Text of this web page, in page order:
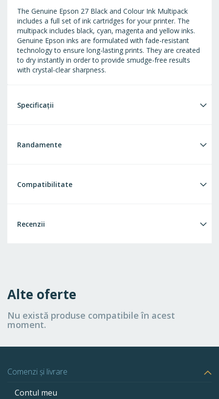
The Genuine Epson 27 Black and Colour Ink Multipack
includes a full set of ink cartridges for your printer. The
multipack includes black, cyan, magenta and yellow inks.
Genuine Epson inks are formulated with fade-resistant
technology to ensure long-lasting prints. They are created
to dry instantly in order to provide smudge-free results
with crystal-clear sharpness.
Specificații
Randamente
Compatibilitate
Recenzii
Alte oferte
Nu există produse compatibile în acest
moment.
Comenzi și livrare
Contul meu